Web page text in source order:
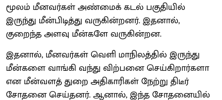
மூலம் மீனவர்கள் அண்மைக் கடல் பகுதியில்
இருந்து மீன்பிடித்து வருகின்றனர். இதனால்,
குறைந்த அளவு மீன்களே வருகின்றன.
இதனால், மீனவர்கள் வெளி மாநிலத்தில் இருந்து
மீன்களை வாங்கி வந்து விற்பனை செய்கிறார்களா
என மீன்வளத் துறை அதிகாரிகள் நேற்று திடீர்
சோதனை செய்தனர். ஆனால், இந்த சோதனையில்